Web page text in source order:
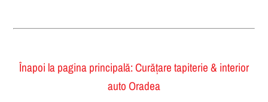
Înapoi la pagina principală: Curățare tapiterie & interior
auto Oradea